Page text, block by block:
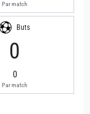
Par match
Buts
0
0
Par match